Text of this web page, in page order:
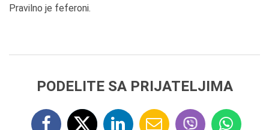
Pravilno je feferoni.
PODELITE SA PRIJATELJIMA